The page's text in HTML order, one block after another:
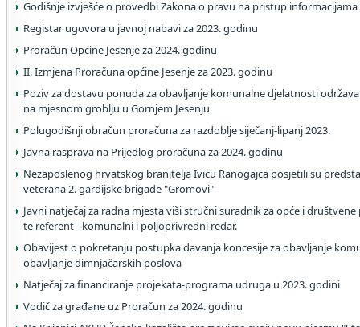
Godišnje izvješće o provedbi Zakona o pravu na pristup informacijama
Registar ugovora u javnoj nabavi za 2023. godinu
Proračun Općine Jesenje za 2024. godinu
II. Izmjena Proračuna općine Jesenje za 2023. godinu
Poziv za dostavu ponuda za obavljanje komunalne djelatnosti
na mjesnom groblju u Gornjem Jesenju
Polugodišnji obračun proračuna za razdoblje siječanj-lipanj 2023.
Javna rasprava na Prijedlog proračuna za 2024. godinu
Nezaposlenog hrvatskog branitelja Ivicu Ranogajca posjetili su
veterana 2. gardijske brigade "Gromovi"
Javni natječaj za radna mjesta viši stručni suradnik za opće i
te referent - komunalni i poljoprivredni redar.
Obavijest o pokretanju postupka davanja koncesije za obavljanje
obavljanje dimnjačarskih poslova
Natječaj za financiranje projekata-programa udruga u 2023. godini
Vodič za građane uz Proračun za 2024. godinu